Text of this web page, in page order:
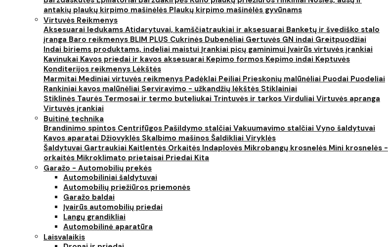
antakių plaukų kirpimo mašinėlės Plaukų kirpimo mašinėlės gyvūnams
Virtuvės Reikmenys
Aksesuarai ledukams Atidarytuvai, kamščiatraukiai ir aksesuarai Banketų ir švediško stalo
įranga Baro reikmenys BLIM PLUS Cukrinės Dubenėliai Gertuvės GN indai Greitpuodžiai
Indai biriems produktams, indeliai maistui Įrankiai picų gaminimui Įvairūs virtuvės įrankiai
Kavinukai Kavos priedai ir kavos aksesuarai Kepimo formos Kepimo indai Keptuvės
Konditerijos reikmenys Lėkštės
Marmitai Mediniai virtuvės reikmenys Padėklai Peiliai Prieskonių malūnėliai Puodai Puodeliai
Rankiniai kavos malūnėliai Serviravimo - užkandžių lėkštės Stiklainiai
Stiklinės Taurės Termosai ir termo buteliukai Trintuvės ir tarkos Virduliai Virtuvės apranga
Virtuvės įrankiai
Buitinė technika
Brandinimo spintos Centrifūgos Pašildymo stalčiai Vakuumavimo stalčiai Vyno šaldytuvai
Kavos aparatai Džiovyklės Skalbimo mašinos Šaldikliai Viryklės
Šaldytuvai Gartraukiai Kaitlentės Orkaitės Indaplovės Mikrobangų krosnelės Mini krosnelės -
orkaitės Mikroklimato prietaisai Priedai Kita
Garažo - Automobilių prekės
Automobiliniai šaldytuvai
Automobilių priežiūros priemonės
Garažo baldai
Įvairūs automobilių priedai
Langų grandikliai
Automobilinė aparatūra
Laisvalaikis